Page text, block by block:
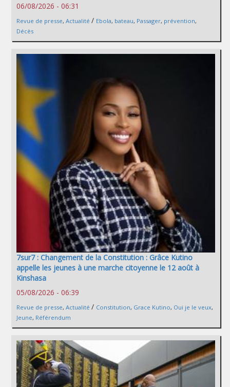
06/08/2026 - 06:31
Revue de presse, Actualité / Ebola, bateau, Passager, prévention,
Décès
7sur7 : Changement de la Constitution : Grâce Kutino
appelle les jeunes à une marche citoyenne le 12 août à
Kinshasa
05/08/2026 - 06:39
Revue de presse, Actualité / Constitution, Grace Kutino, Oui je le veux,
Jeune, Référendum